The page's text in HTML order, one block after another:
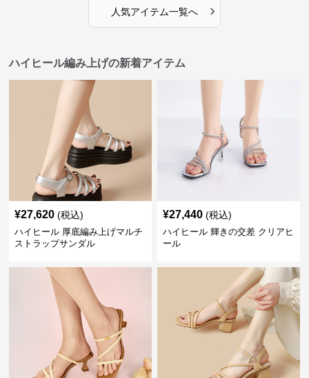
人気アイテム一覧へ ›
ハイヒール編み上げの新着アイテム
¥27,620 (税込)
ハイヒール 厚底編み上げマルチ
ストラップサンダル
¥27,440 (税込)
ハイヒール 輝きの交差 クリアヒ
ール